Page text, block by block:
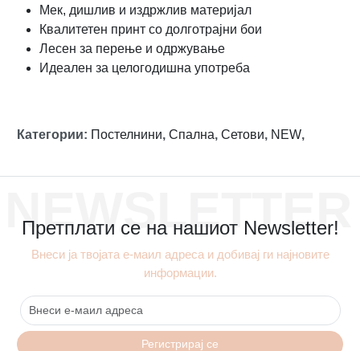
Мек, дишлив и издржлив материјал
Квалитетен принт со долготрајни бои
Лесен за перење и одржување
Идеален за целогодишна употреба
Категории: Постелнини, Спална, Сетови, NEW,
NEWSLETTER
Претплати се на нашиот Newsletter!
Внеси ја твојата е-маил адреса и добивај ги најновите
информации.
Регистрирај се